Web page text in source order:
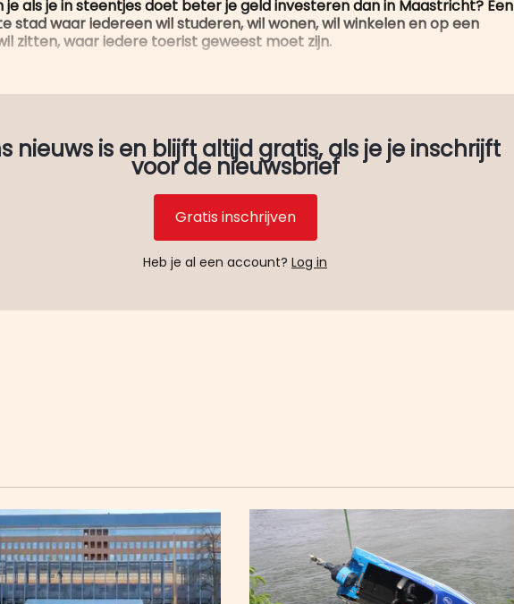
je als je in steentjes doet beter je geld investeren dan in Maastricht? Een
stad waar iedereen wil studeren, wil wonen, wil winkelen en op een
zitten, waar iedere toerist geweest moet zijn.
nieuws is en blijft altijd gratis, als je je inschrijft
voor de nieuwsbrief
Gratis inschrijven
Heb je al een account? Log in